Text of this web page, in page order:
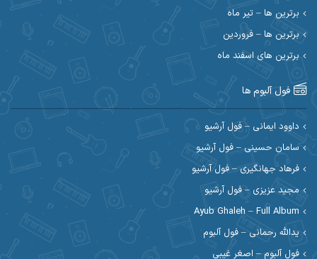
احسان رمضانی احسان علیانی
احسان کریمی احسان کمری
احسان مرادیان احمد اسلامی
احمد بیرانوند
احمد صحراییان
احمد نازدار احمد نوریان
احمدرضا امرایی
ارسلان منصوری ارسی بند
برترین ها – تیر ماه
برترین ها – فروردین
برترین های اسفند ماه
فول آلبوم ها
داوود ایمانی – فول آرشیو
سامان حسینی – فول آرشیو
فرهاد جهانگیری – فول آرشیو
مجید عزیزی – فول آرشیو
Ayub Ghaleh – Full Album
یدالله رحمانی – فول آلبوم
فول آلبوم – اصغر غیبی